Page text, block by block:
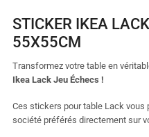
STICKER IKEA
55X55CM
Transformez votre table en
Ikea Lack Jeu Échecs !
Ces stickers pour table Lack vous
société préférés directement sur